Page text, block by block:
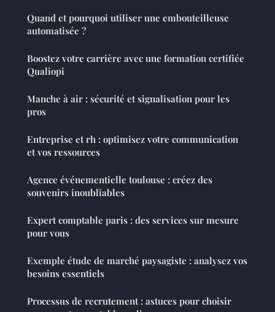
Quand et pourquoi utiliser une embouteilleuse
automatisée ?
Boostez votre carrière avec une formation certifiée
Qualiopi
Manche à air : sécurité et signalisation pour les
pros
Entreprise et rh : optimisez votre communication
et vos ressources
Agence événementielle toulouse : créez des
souvenirs inoubliables
Expert comptable paris : des services sur mesure
pour vous
Exemple étude de marché paysagiste : analysez vos
besoins essentiels
Processus de recrutement : astuces pour choisir